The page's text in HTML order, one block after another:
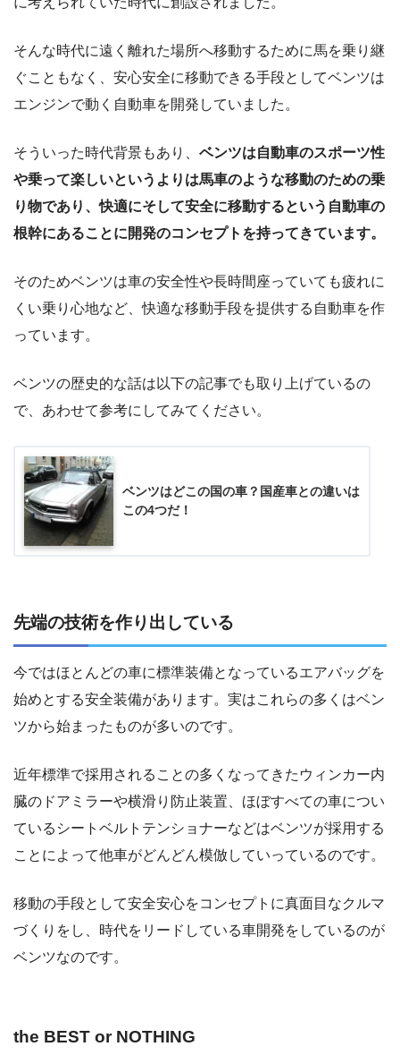
そんな時代に遠く離れた場所へ移動するために馬を乗り継
ぐこともなく、安心安全に移動できる手段としてベンツは
エンジンで動く自動車を開発していました。
そういった時代背景もあり、 ベンツは自動車のスポーツ性
や乗って楽しいというよりは馬車のような移動のための乗
り物であり、快適にそして安全に移動するという自動車の
根幹にあることに開発のコンセプトを持ってきています。
そのためベンツは車の安全性や長時間座っていても疲れに
くい乗り心地など、快適な移動手段を提供する自動車を作
っています。
ベンツの歴史的な話は以下の記事でも取り上げているの
で、あわせて参考にしてみてください。
ベンツはどこの国の車？国産車との違いは
この4つだ！
先端の技術を作り出している
今ではほとんどの車に標準装備となっているエアバッグを
始めとする安全装備があります。実はこれらの多くはベン
ツから始まったものが多いのです。
近年標準で採用されることの多くなってきたウィンカー内
臓のドアミラーや横滑り防止装置、ほぼすべての車につい
ているシートベルトテンショナーなどはベンツが採用する
ことによって他車がどんどん模倣していっているのです。
移動の手段として安全安心をコンセプトに真面目なクルマ
づくりをし、時代をリードしている車開発をしているのが
ベンツなのです。
the BEST or NOTHING